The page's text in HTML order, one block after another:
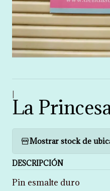
La
Mostrar stock de
DESCRIPCIÓN
Pin esmalte duro